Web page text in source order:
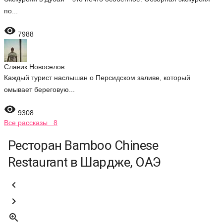
по...
 7988
Славик Новоселов
Каждый турист наслышан о Персидском заливе, который
омывает береговую...
 9308
Все рассказы 8
Ресторан Bamboo Chinese
Restaurant в Шардже, ОАЭ


